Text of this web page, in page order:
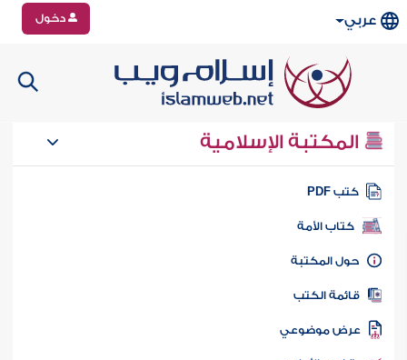
عربي دخول
المكتبة الإسلامية
كتب PDF
كتاب الأمة
المكتبة
الكتب